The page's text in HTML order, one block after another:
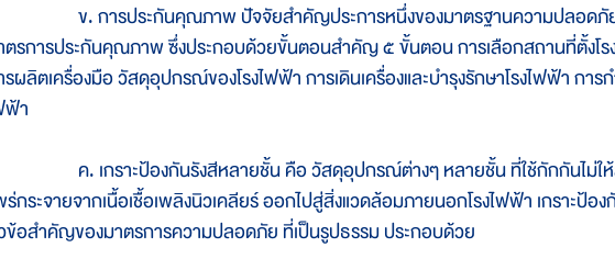
ข. การประกันคุณภาพ ปัจจัยสำคัญประการหนึ่งของมาตรฐานความปลอดภัยโ
ตรการประกันคุณภาพ ซึ่งประกอบด้วยขั้นตอนสำคัญ ๕ ขั้นตอน การเลือกสถานที่ตั้งโร
ผลิตเครื่องมือ วัสดุอุปกรณ์ของโรงไฟฟ้า การเดินเครื่องและบำรุงรักษาโรงไฟฟ้า กา
ฟ้า
ค. เกราะป้องกันรังสีหลายชั้น คือ วัสดุอุปกรณ์ต่างๆ หลายชั้น ที่ใช้กักกันไม่ให้ส
ร่กระจายจากเนื้อเชื้อเพลิงนิวเคลียร์ ออกไปสู่สิ่งแวดล้อมภายนอกโรงไฟฟ้า เกราะป้อ
ข้อสำคัญของมาตรการความปลอดภัย ที่เป็นรูปธรรม ประกอบด้วย